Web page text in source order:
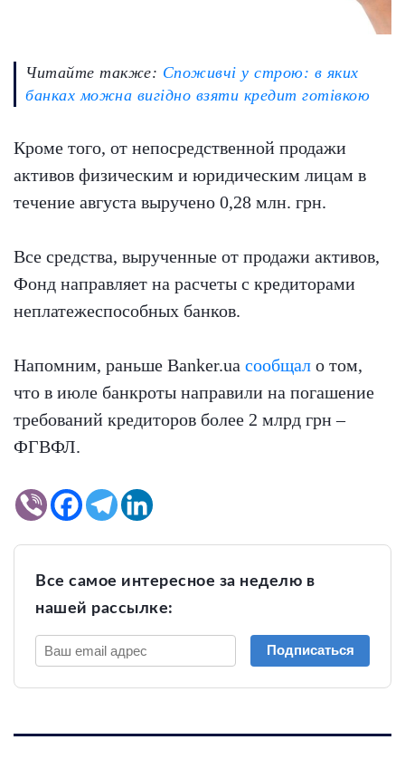
Читайте также: Споживчі у строю: в яких
банках можна вигідно взяти кредит готівкою
Кроме того, от непосредственной продажи
активов физическим и юридическим лицам в
течение августа выручено 0,28 млн. грн.
Все средства, вырученные от продажи активов,
Фонд направляет на расчеты с кредиторами
неплатежеспособных банков.
Напомним, раньше Banker.ua сообщал о том,
что в июле банкроты направили на погашение
требований кредиторов более 2 млрд грн –
ФГВФЛ.
Все самое интересное за неделю в
нашей рассылке:
Подписаться